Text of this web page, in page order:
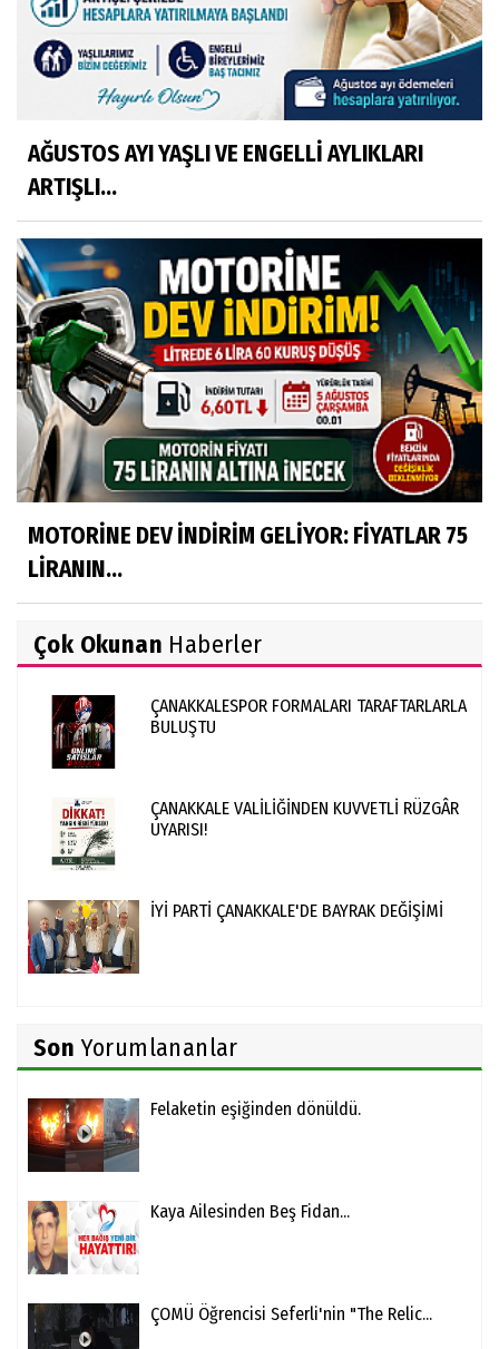
AĞUSTOS AYI YAŞLI VE ENGELLİ AYLIKLARI
ARTIŞLI...
MOTORİNE DEV İNDİRİM GELİYOR: FİYATLAR 75
LİRANIN...
Çok Okunan Haberler
ÇANAKKALESPOR FORMALARI TARAFTARLARLA
BULUŞTU
ÇANAKKALE VALİLİĞİNDEN KUVVETLİ RÜZGÂR
UYARISI!
İYİ PARTİ ÇANAKKALE'DE BAYRAK DEĞİŞİMİ
Son Yorumlananlar
Felaketin eşiğinden dönüldü.
Kaya Ailesinden Beş Fidan...
ÇOMÜ Öğrencisi Seferli'nin "The Relic...